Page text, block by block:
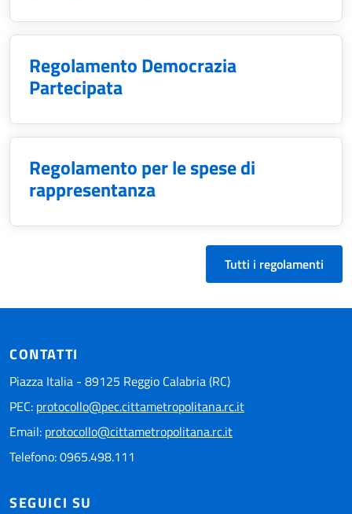
Regolamento Democrazia
Partecipata
Regolamento per le spese di
rappresentanza
Tutti i regolamenti
CONTATTI
Piazza Italia - 89125 Reggio Calabria (RC)
PEC: protocollo@pec.cittametropolitana.rc.it
Email: protocollo@cittametropolitana.rc.it
Telefono: 0965.498.111
SEGUICI SU